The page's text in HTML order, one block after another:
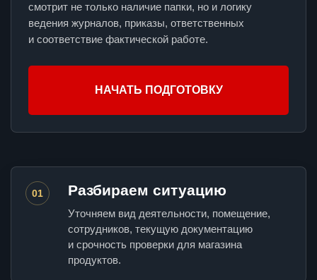
смотрит не только наличие папки, но и логику
ведения журналов, приказы, ответственных
и соответствие фактической работе.
НАЧАТЬ ПОДГОТОВКУ
01 Разбираем ситуацию
Уточняем вид деятельности, помещение,
сотрудников, текущую документацию
и срочность проверки для магазина
продуктов.